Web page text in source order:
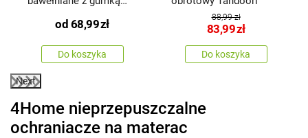
od 68,99zł
Do koszyka
88,99 zł
83,99zł
Do koszyka
Next
4Home nieprzepuszczalne
ochraniacze na materac